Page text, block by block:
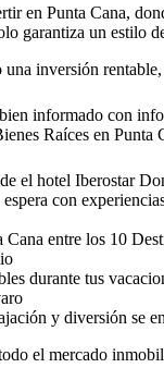
en Punta Cana,
garantiza un estilo
inversión
informado con
Raíces en Punta
con
entre los 10
durante tus
y diversión se
el mercado